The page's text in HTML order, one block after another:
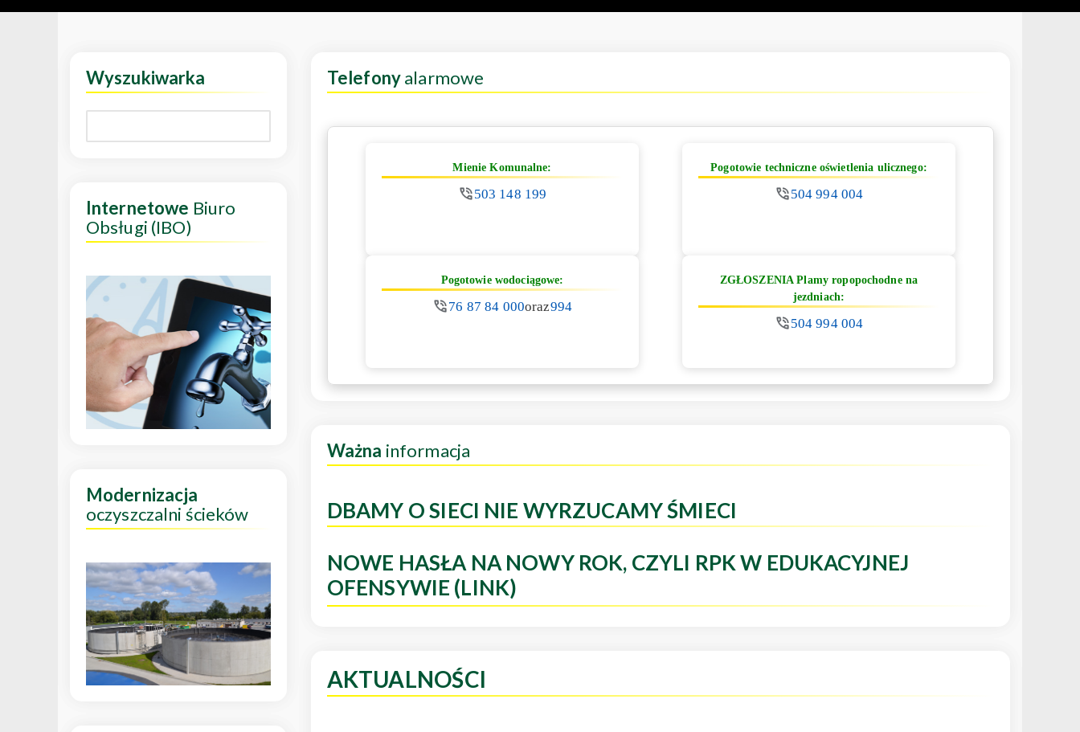
Telefonyalarmowe
Mienie Komunalne:
503 148 199
Pogotowie techniczne oświetlenia ulicznego:
504 994 004
Pogotowie wodociągowe:
76 87 84 000oraz994
ZGŁOSZENIA Plamy ropopochodne na
jezdniach:
504 994 004
Ważna informacja
DBAMY O SIECI NIE WYRZUCAMY ŚMIECI
NOWE HASŁA NA NOWY ROK, CZYLI RPK W EDUKACYJNEJ
OFENSYWIE (LINK)
AKTUALNOŚCI
Wyszukiwarka
Internetowe Biuro
Obsługi (IBO)
Modernizacja
oczyszczalni ścieków